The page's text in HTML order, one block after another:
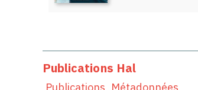
Publications Hal